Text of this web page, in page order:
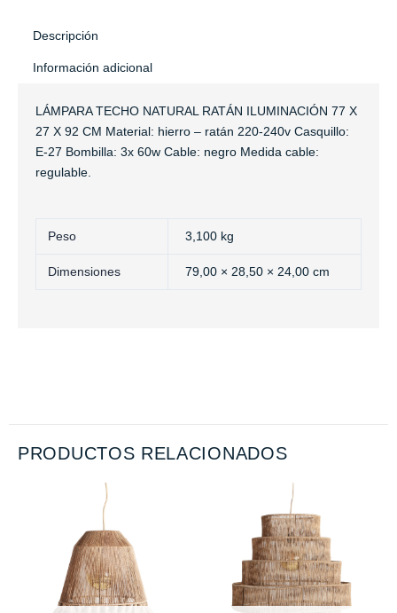
Descripción
Información adicional
LÁMPARA TECHO NATURAL RATÁN ILUMINACIÓN 77 X
27 X 92 CM Material: hierro – ratán 220-240v Casquillo:
E-27 Bombilla: 3x 60w Cable: negro Medida cable:
regulable.
Peso 3,100 kg
Dimensiones 79,00 × 28,50 × 24,00 cm
PRODUCTOS RELACIONADOS